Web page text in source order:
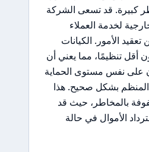
كبيرة. قد تسعى الشركة
لخدمة العملاء
تعقيد الأمور. الكيانات
أقل تنظيمًا، مما يعني أن
على نفس مستوى الحماية
بشكل صحيح. هذا
بالمخاطر، حيث قد
الأموال في حالة